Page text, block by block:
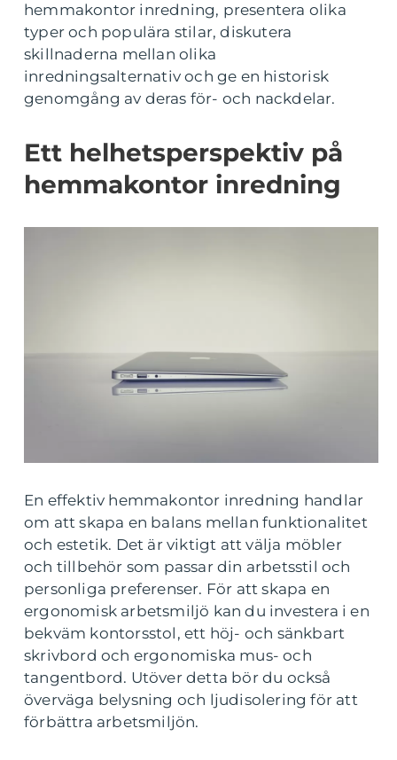
hemmakontor inredning, presentera olika
typer och populära stilar, diskutera
skillnaderna mellan olika
inredningsalternativ och ge en historisk
genomgång av deras för- och nackdelar.
Ett helhetsperspektiv på
hemmakontor inredning
En effektiv hemmakontor inredning handlar
om att skapa en balans mellan funktionalitet
och estetik. Det är viktigt att välja möbler
och tillbehör som passar din arbetsstil och
personliga preferenser. För att skapa en
ergonomisk arbetsmiljö kan du investera i en
bekväm kontorsstol, ett höj- och sänkbart
skrivbord och ergonomiska mus- och
tangentbord. Utöver detta bör du också
överväga belysning och ljudisolering för att
förbättra arbetsmiljön.